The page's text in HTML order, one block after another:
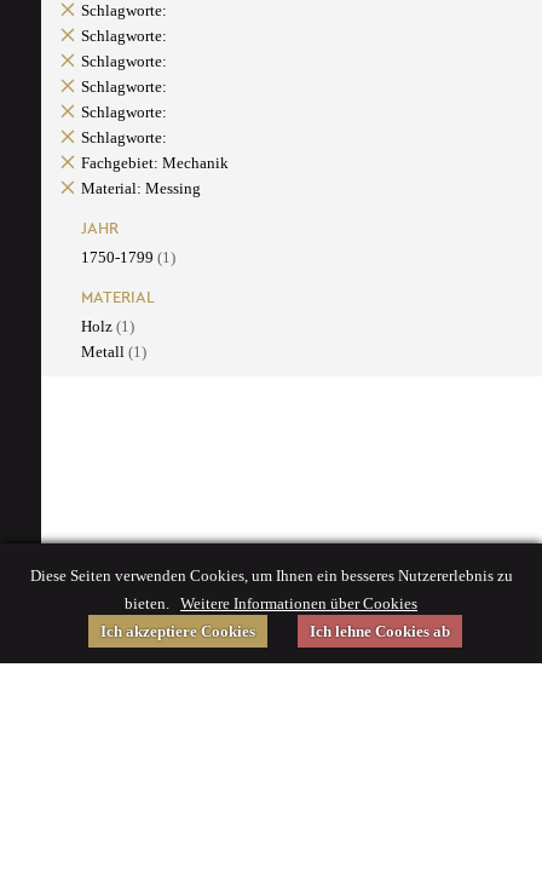
Schlagworte:
Schlagworte:
Schlagworte:
Schlagworte:
Schlagworte:
Schlagworte:
Fachgebiet: Mechanik
Material: Messing
JAHR
1750-1799 (1)
MATERIAL
Holz (1)
Metall (1)
Diese Seiten verwenden Cookies, um Ihnen ein besseres Nutzererlebnis zu
bieten. Weitere Informationen über Cookies
Ich akzeptiere Cookies
Ich lehne Cookies ab